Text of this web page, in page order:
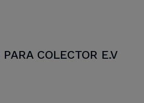
COLECTOR E.V